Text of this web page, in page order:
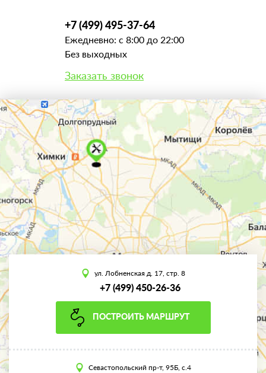
+7 (499) 495-37-64
Ежедневно: с 8:00 до 22:00
Без выходных
Заказать звонок
ул. Лобненская д. 17, стр. 8
+7 (499) 450-26-36
ПОСТРОИТЬ МАРШРУТ
Севастопольский пр-т, 95Б, с.4